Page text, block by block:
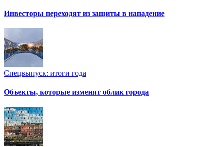
Инвесторы переходят из защиты в нападение
Спецвыпуск: итоги года
Объекты, которые изменят облик города